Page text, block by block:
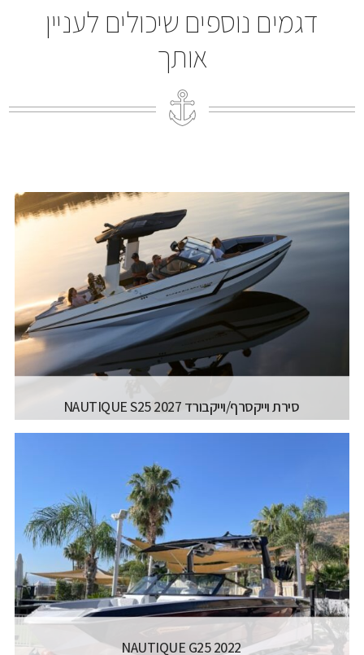
דגמים נוספים שיכולים לעניין
אותך
סירת וייקסרף/וייקבורד NAUTIQUE S25 2027
רישיון עוצמה ב' (משיט 13)
אורך כללי:
רוחב כללי:
דגם מנוע:
PCM 370-630 HP
קרא עוד...
2022 NAUTIQUE G25